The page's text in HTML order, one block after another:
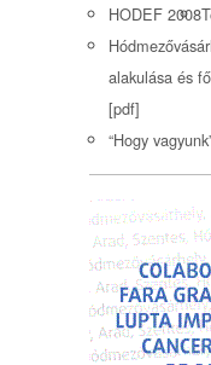
HODEF 2008
alakulása és
[pdf]
“Hogy